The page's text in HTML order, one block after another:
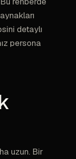
detaylı
persona
uzun. Bir